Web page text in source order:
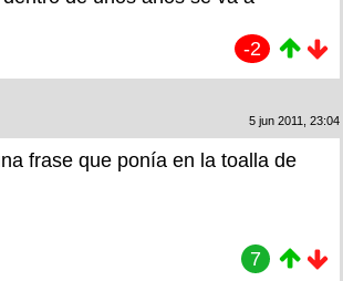
-2
5 jun 2011, 23:04
frase que ponía en la toalla de
7